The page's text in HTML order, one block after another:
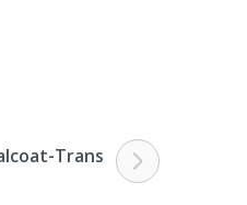
Trans